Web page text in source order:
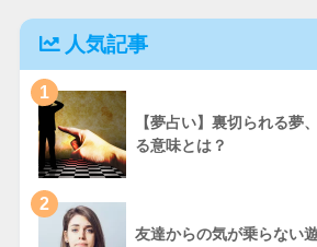
人気記事
1
【夢占い】裏切られる夢
る意味とは？
2
友達からの気が乗らない